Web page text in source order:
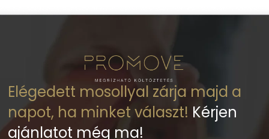
Elégedett mosollyal zárja majd a
napot, ha minket választ! Kérjen
ajánlatot még ma!